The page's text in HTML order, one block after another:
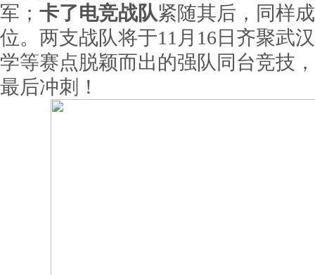
军； 卡了电竞战队紧随其后，同样
位。两支战队将于11月16日齐聚武
学等赛点脱颖而出的强队同台竞技
最后冲刺！